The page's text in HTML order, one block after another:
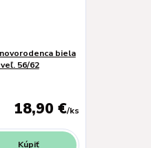
biela
56/62
18,90 €/ks
Kúpiť